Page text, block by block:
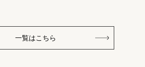
一覧はこちら